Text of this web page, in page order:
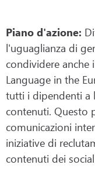
Piano d'azione:
l'uguaglianza di
condividere anche
Language in the
tutti i dipendenti a
contenuti. Questo
comunicazioni
iniziative di
contenuti dei